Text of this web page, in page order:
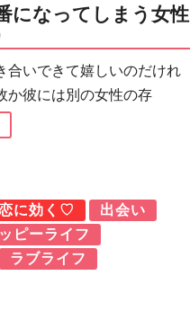
になってしまう女性
合いできて嬉しいのだけれ
か彼には別の女性の存
に効く♡
出会い
ピーライフ
ラブライフ